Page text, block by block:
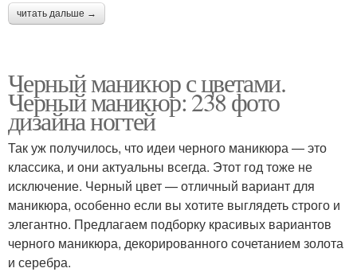
читать дальше →
Черный маникюр с цветами.
Черный маникюр: 238 фото
дизайна ногтей
Так уж получилось, что идеи черного маникюра — это
классика, и они актуальны всегда. Этот год тоже не
исключение. Черный цвет — отличный вариант для
маникюра, особенно если вы хотите выглядеть строго и
элегантно. Предлагаем подборку красивых вариантов
черного маникюра, декорированного сочетанием золота
и серебра.